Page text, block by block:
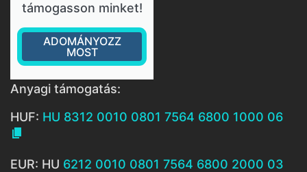
támogasson minket!
ADOMÁNYOZZ
MOST
Anyagi támogatás:
HUF: HU 8312 0010 0801 7564 6800 1000 06

EUR: HU 6212 0010 0801 7564 6800 2000 03